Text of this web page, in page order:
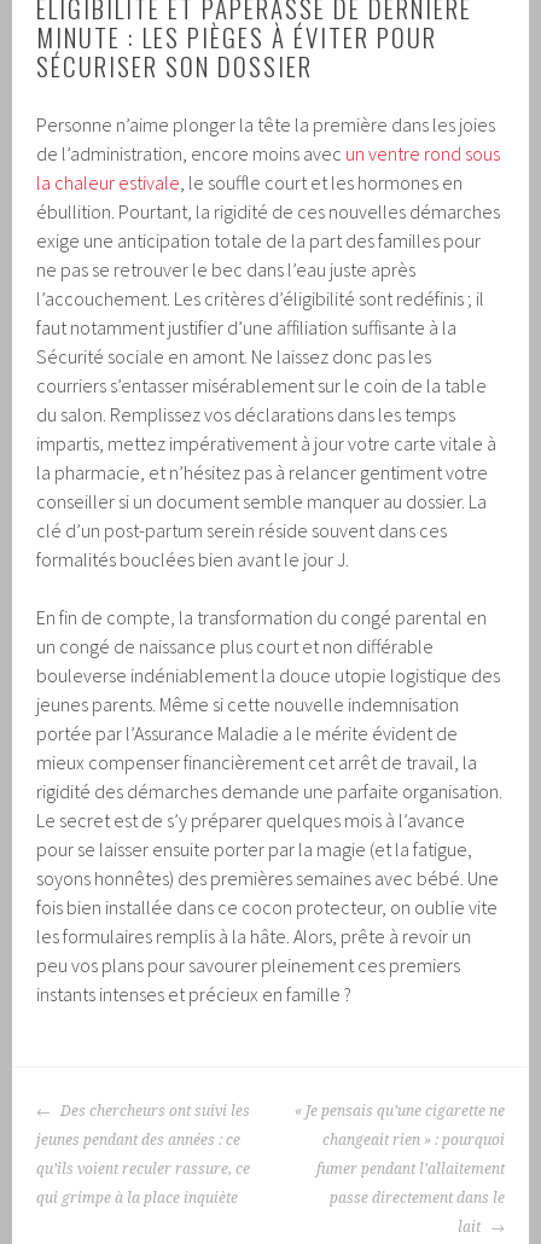
ÉLIGIBILITÉ ET PAPERASSE DE DERNIÈRE
MINUTE : LES PIÈGES À ÉVITER POUR
SÉCURISER SON DOSSIER
Personne n’aime plonger la tête la première dans les joies
de l’administration, encore moins avec un ventre rond sous
la chaleur estivale , le souffle court et les hormones en
ébullition. Pourtant, la rigidité de ces nouvelles démarches
exige une anticipation totale de la part des familles pour
ne pas se retrouver le bec dans l’eau juste après
l’accouchement. Les critères d’éligibilité sont redéfinis ; il
faut notamment justifier d’une affiliation suffisante à la
Sécurité sociale en amont. Ne laissez donc pas les
courriers s’entasser misérablement sur le coin de la table
du salon. Remplissez vos déclarations dans les temps
impartis, mettez impérativement à jour votre carte vitale à
la pharmacie, et n’hésitez pas à relancer gentiment votre
conseiller si un document semble manquer au dossier. La
clé d’un post-partum serein réside souvent dans ces
formalités bouclées bien avant le jour J.
En fin de compte, la transformation du congé parental en
un congé de naissance plus court et non différable
bouleverse indéniablement la douce utopie logistique des
jeunes parents. Même si cette nouvelle indemnisation
portée par l’Assurance Maladie a le mérite évident de
mieux compenser financièrement cet arrêt de travail, la
rigidité des démarches demande une parfaite organisation.
Le secret est de s’y préparer quelques mois à l’avance
pour se laisser ensuite porter par la magie (et la fatigue,
soyons honnêtes) des premières semaines avec bébé. Une
fois bien installée dans ce cocon protecteur, on oublie vite
les formulaires remplis à la hâte. Alors, prête à revoir un
peu vos plans pour savourer pleinement ces premiers
instants intenses et précieux en famille ?
NAVIGATION
DES
ARTICLES
Des chercheurs ont suivi les
jeunes pendant des années : ce
qu’ils voient reculer rassure, ce
qui grimpe à la place inquiète
« Je pensais qu’une cigarette ne
changeait rien » : pourquoi
fumer pendant l’allaitement
passe directement dans le
lait